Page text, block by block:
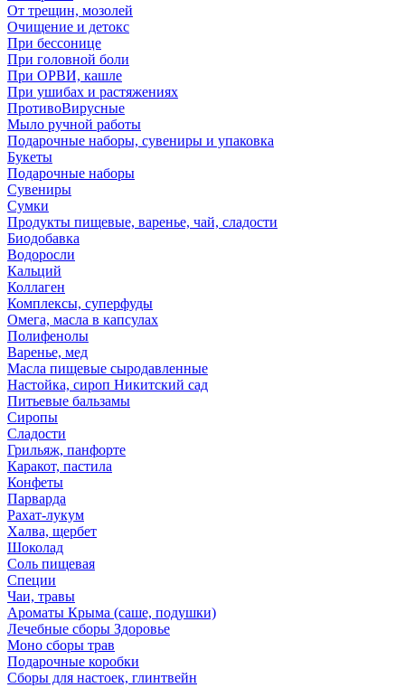
От трещин, мозолей
Очищение и детокс
При бессонице
При головной боли
При ОРВИ, кашле
При ушибах и растяжениях
ПротивоВирусные
Мыло ручной работы
Подарочные наборы, сувениры и упаковка
Букеты
Подарочные наборы
Сувениры
Сумки
Продукты пищевые, варенье, чай, сладости
Биодобавка
Водоросли
Кальций
Коллаген
Комплексы, суперфуды
Омега, масла в капсулах
Полифенолы
Варенье, мед
Масла пищевые сыродавленные
Настойка, сироп Никитский сад
Питьевые бальзамы
Сиропы
Сладости
Грильяж, панфорте
Каракот, пастила
Конфеты
Парварда
Рахат-лукум
Халва, щербет
Шоколад
Соль пищевая
Специи
Чаи, травы
Ароматы Крыма (саше, подушки)
Лечебные сборы Здоровье
Моно сборы трав
Подарочные коробки
Сборы для настоек, глинтвейн